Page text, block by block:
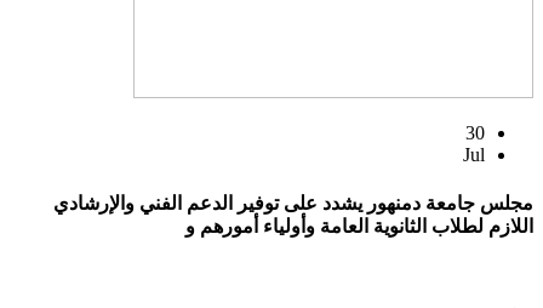
30
Jul
مجلس جامعة دمنهور يشدد على توفير الدعم الفني والإرشادي
اللازم لطلاب الثانوية العامة وأولياء أمورهم و